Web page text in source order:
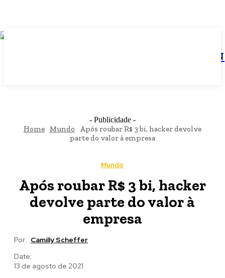
JBN
- Publicidade -
Home Mundo
Após roubar R$ 3 bi, hacker devolve
parte do valor à empresa
Mundo
Após roubar R$ 3 bi, hacker
devolve parte do valor à
empresa
Por: Camilly Scheffer
Date:
13 de agosto de 2021